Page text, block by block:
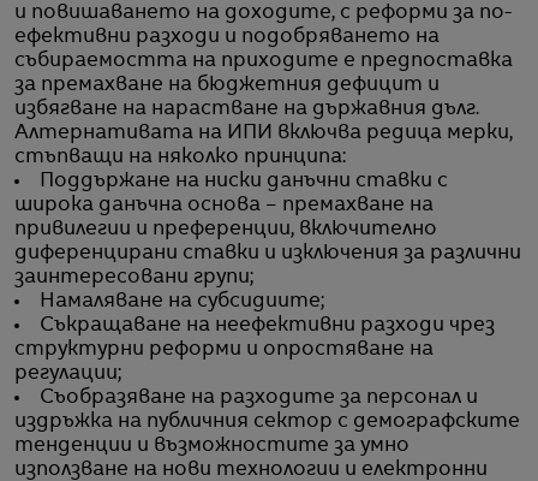
и повишаването на доходите, с реформи за по-
ефективни разходи и подобряването на
събираемостта на приходите е предпоставка
за премахване на бюджетния дефицит и
избягване на нарастване на държавния дълг.
Алтернативата на ИПИ включва редица мерки,
стъпващи на няколко принципа:
Поддържане на ниски данъчни ставки с
широка данъчна основа – премахване на
привилегии и преференции, включително
диференцирани ставки и изключения за различни
заинтересовани групи;
Намаляване на субсидиите;
Съкращаване на неефективни разходи чрез
структурни реформи и опростяване на
регулации;
Съобразяване на разходите за персонал и
издръжка на публичния сектор с демографските
тенденции и възможностите за умно
използване на нови технологии и електронни